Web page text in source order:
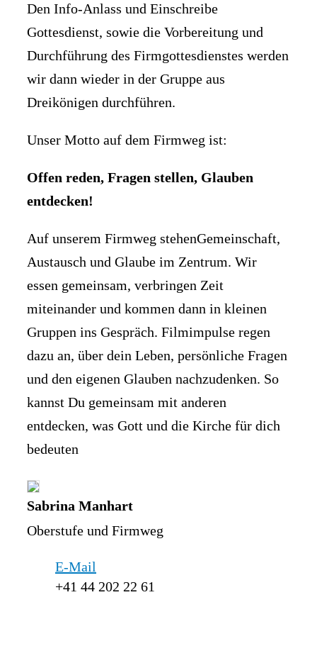
Den Info-Anlass und Einschreibe
Gottesdienst, sowie die Vorbereitung und
Durchführung des Firmgottesdienstes werden
wir dann wieder in der Gruppe aus
Dreikönigen durchführen.
Unser Motto auf dem Firmweg ist:
Offen reden, Fragen stellen, Glauben
entdecken!
Auf unserem Firmweg stehenGemeinschaft,
Austausch und Glaube im Zentrum. Wir
essen gemeinsam, verbringen Zeit
miteinander und kommen dann in kleinen
Gruppen ins Gespräch. Filmimpulse regen
dazu an, über dein Leben, persönliche Fragen
und den eigenen Glauben nachzudenken. So
kannst Du gemeinsam mit anderen
entdecken, was Gott und die Kirche für dich
bedeuten
Sabrina Manhart
Oberstufe und Firmweg
E-Mail
+41 44 202 22 61